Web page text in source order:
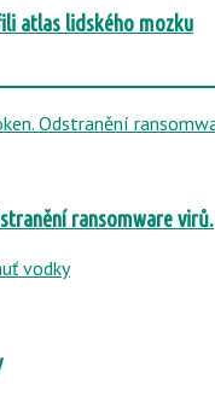
atlas lidského mozku
ransomware virů.